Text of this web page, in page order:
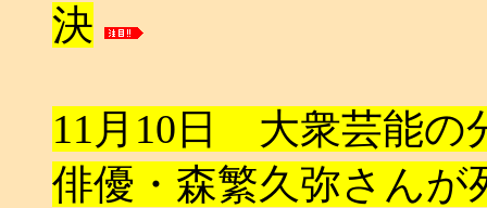
決
11月10日 大衆芸能の
俳優・森繁久弥さんが